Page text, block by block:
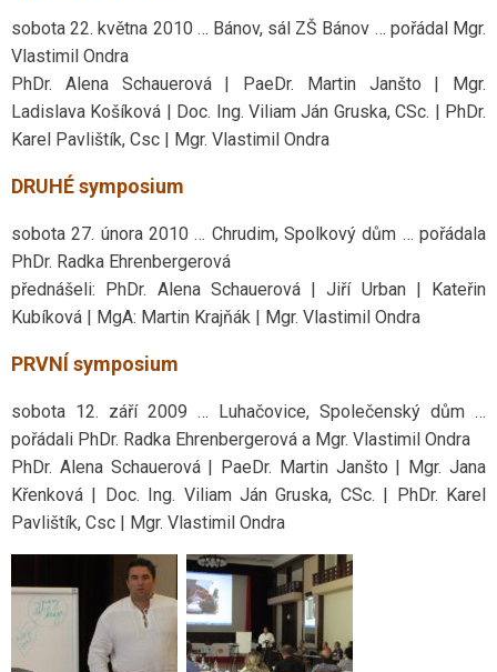
sobota 22. května 2010 … Bánov, sál ZŠ Bánov … pořádal Mgr.
Vlastimil Ondra
PhDr. Alena Schauerová | PaeDr. Martin Janšto | Mgr.
Ladislava Košíková | Doc. Ing. Viliam Ján Gruska, CSc. | PhDr.
Karel Pavlištík, Csc | Mgr. Vlastimil Ondra
DRUHÉ symposium
sobota 27. února 2010 … Chrudim, Spolkový dům … pořádala
PhDr. Radka Ehrenbergerová
přednášeli: PhDr. Alena Schauerová | Jiří Urban | Kateřin
Kubíková | MgA: Martin Krajňák | Mgr. Vlastimil Ondra
PRVNÍ symposium
sobota 12. září 2009 … Luhačovice, Společenský dům …
pořádali PhDr. Radka Ehrenbergerová a Mgr. Vlastimil Ondra
PhDr. Alena Schauerová | PaeDr. Martin Janšto | Mgr. Jana
Křenková | Doc. Ing. Viliam Ján Gruska, CSc. | PhDr. Karel
Pavlištík, Csc | Mgr. Vlastimil Ondra